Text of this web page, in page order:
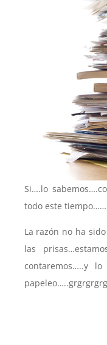
Si….lo
todo este
La razón no ha
las
contaremos…..y